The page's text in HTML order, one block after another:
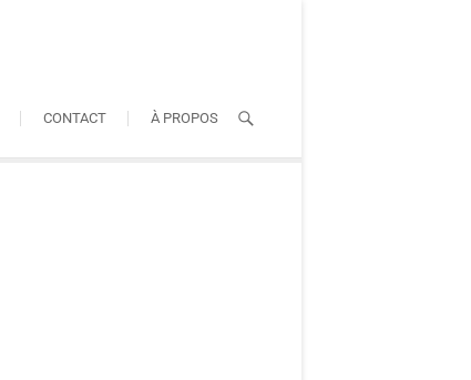
CONTACT À PROPOS